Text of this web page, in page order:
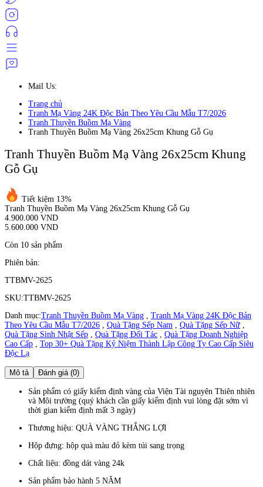
Mail Us:
Trang chủ
Tranh Mạ Vàng 24K Độc Bản Theo Yêu Cầu Mẫu T7/2026
Tranh Thuyền Buồm Mạ Vàng
Tranh Thuyền Buồm Mạ Vàng 26x25cm Khung Gỗ Gụ
Tranh Thuyền Buồm Mạ Vàng 26x25cm Khung
Gỗ Gụ
Tiết kiệm 13%
Tranh Thuyền Buồm Mạ Vàng 26x25cm Khung Gỗ Gụ
4.900.000 VND
5.600.000 VND
Còn 10 sản phẩm
Phiên bản:
TTBMV-2625
SKU:TTBMV-2625
Danh mục:Tranh Thuyền Buồm Mạ Vàng
Tranh Mạ Vàng 24K Độc Bản
Theo Yêu Cầu Mẫu T7/2026
Quà Tặng Sếp Nam Quà Tặng Sếp Nữ
Quà Tặng Sinh Nhật Sếp
Quà Tặng Đối Tác
Quà Tặng Doanh Nghiệp
Cao Cấp
Top 30+ Quà Tặng Kỷ Niệm Thành Lập Công Ty Cao Cấp Siêu
Độc Lạ
Mô tả Đánh giá (0)
Sản phẩm có giấy kiểm định vàng của Viện Tài nguyên Thiên nhiên
và Môi trường (quý khách cần giấy kiểm định vui lòng đặt sớm vì
thời gian kiểm định mất 3 ngày)
Thương hiệu: QUÀ VÀNG THẮNG LỢI
Hộp đựng: hộp quà màu đỏ kèm túi sang trọng
Chất liệu: đồng dát vàng 24k
Sản phẩm bảo hành 5 NĂM